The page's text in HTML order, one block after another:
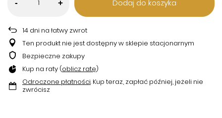
- + Dodaj do koszyka
14 dni na łatwy zwrot
Ten produkt nie jest dostępny w sklepie stacjonarnym
Bezpieczne zakupy
Kup na raty (oblicz ratę)
Odroczone płatności. Kup teraz, zapłać później, jeżeli nie
zwrócisz